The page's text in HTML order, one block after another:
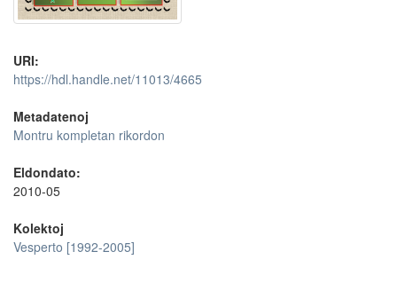
URI:
https://hdl.handle.net/11013/4665
Metadatenoj
Montru kompletan rikordon
Eldondato:
2010-05
Kolektoj
Vesperto [1992-2005]